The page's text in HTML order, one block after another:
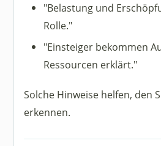
"Belastung und
Rolle."
"Einsteiger bekommen
Ressourcen erklärt."
Solche Hinweise helfen, den
erkennen.